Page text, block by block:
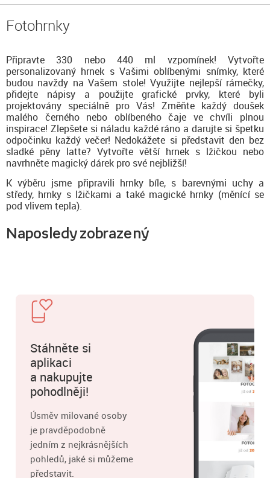
Fotohrnky
Připravte 330 nebo 440 ml vzpomínek! Vytvořte
personalizovaný hrnek s Vašimi oblíbenými snímky, které
budou navždy na Vašem stole! Využijte nejlepší rámečky,
přidejte nápisy a použijte grafické prvky, které byli
projektovány speciálně pro Vás! Změňte každý doušek
malého černého nebo oblíbeného čaje ve chvíli plnou
inspirace! Zlepšete si náladu každé ráno a darujte si špetku
odpočinku každý večer! Nedokážete si představit den bez
sladké pěny latte? Vytvořte větší hrnek s lžičkou nebo
navrhněte magický dárek pro své nejbližší!
K výběru jsme připravili hrnky bíle, s barevnými uchy a
středy, hrnky s lžičkami a také magické hrnky (měnící se
pod vlivem tepla).
Naposledy zobrazený
Stáhněte si
aplikaci
a nakupujte
pohodlněji!
Úsměv milované osoby
je pravděpodobně
jedním z nejkrásnějších
pohledů, jaké si můžeme
představit.